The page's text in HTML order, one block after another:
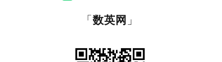
「数英网 」